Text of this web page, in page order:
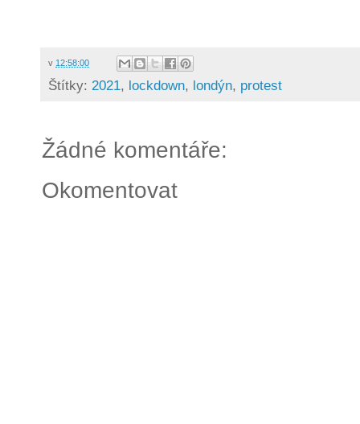
v 12:58:00
Štítky: 2021, lockdown, londýn, protest
Žádné komentáře:
Okomentovat